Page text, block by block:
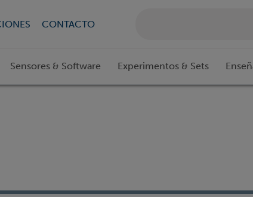
CONTACTO
Sensores & Software Experimentos & Sets